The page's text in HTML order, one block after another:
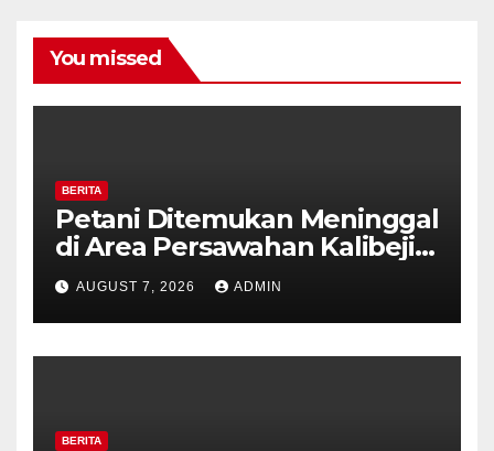
You missed
BERITA
Petani Ditemukan Meninggal
di Area Persawahan Kalibeji,
Polisi Pastikan Tidak Ada
Tanda Kekerasan
AUGUST 7, 2026 ADMIN
BERITA